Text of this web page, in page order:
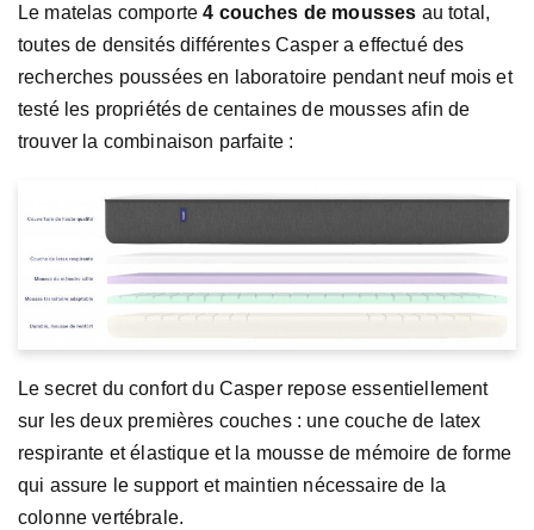
Le matelas comporte4 couches de mousses au total,
toutes de densités différentes Casper a effectué des
recherches poussées en laboratoire pendant neuf mois et
testé les propriétés de centaines de mousses afin de
trouver la combinaison parfaite :
Le secret du confort du Casper repose essentiellement
sur les deux premières couches : une couche de latex
respirante et élastique et la mousse de mémoire de forme
qui assure le support et maintien nécessaire de la
colonne vertébrale.